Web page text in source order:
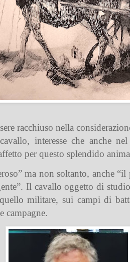
racchiuso nella
interesse che anche
per questo splendido
ma non soltanto, anche
Il cavallo oggetto di
militare, sui campi di
campagne.